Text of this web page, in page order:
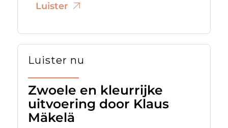
Luister
Luister nu
Zwoele en kleurrijke
uitvoering door Klaus
Mäkelä